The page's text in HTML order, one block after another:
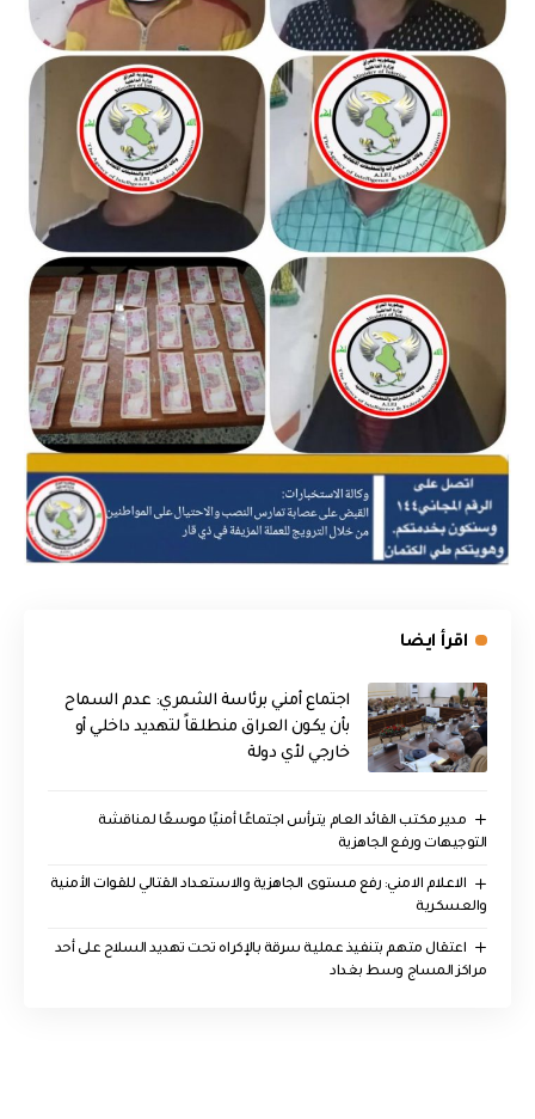
اقرأ ايضا
اجتماع أمني برئاسة الشمري: عدم السماح
بأن يكون العراق منطلقاً لتهديد داخلي أو
خارجي لأي دولة
مدير مكتب القائد العام يترأس اجتماعًا أمنيًا موسعًا لمناقشة
التوجيهات ورفع الجاهزية
الاعلام الامني: رفع مستوى الجاهزية والاستعداد القتالي للقوات الأمنية
والعسكرية
اعتقال متهم بتنفيذ عملية سرقة بالإكراه تحت تهديد السلاح على أحد
مراكز المساج وسط بغداد